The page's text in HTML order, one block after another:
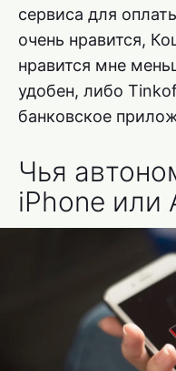
сервиса для
очень нравится,
нравится мне
удобен, либо
банковское
Чья
iPhone или